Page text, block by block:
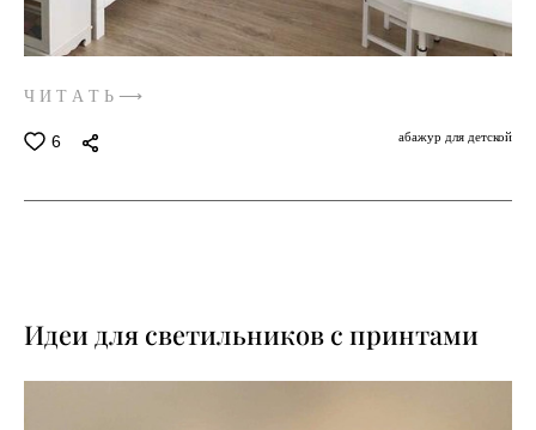
Ч И Т А Т Ь ⟶
6 абажур для детской
Идеи для светильников с принтами